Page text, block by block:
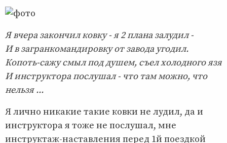
Я вчера закончил ковку - я 2 плана залудил -
И в загранкомандировку от завода угодил.
Копоть-сажу смыл под душем, съел холодного язя
И инструктора послушал - что там можно, что
нельзя ...
Я лично никакие такие ковки не лудил, да и
инструктора я тоже не послушал, мне
инструктаж-наставления перед 1й поездкой